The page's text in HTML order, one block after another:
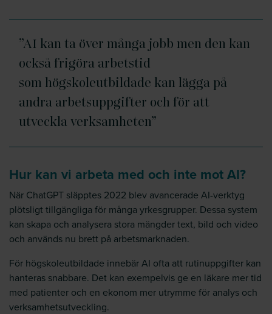
”AI kan ta över många jobb men den kan
också frigöra arbetstid
som högskoleutbildade kan lägga på
andra arbetsuppgifter och för att
utveckla verksamheten”
Hur kan vi arbeta med och inte mot AI?
När ChatGPT släpptes 2022 blev avancerade AI-verktyg
plötsligt tillgängliga för många yrkesgrupper. Dessa system
kan skapa och analysera stora mängder text, bild och video
och används nu brett på arbetsmarknaden.
För högskoleutbildade innebär AI ofta att rutinuppgifter kan
hanteras snabbare. Det kan exempelvis ge en läkare mer tid
med patienter och en ekonom mer utrymme för analys och
verksamhetsutveckling.